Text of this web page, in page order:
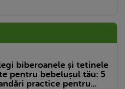
biberoanele și tetinele
pentru bebelușul tău: 5
practice pentru...